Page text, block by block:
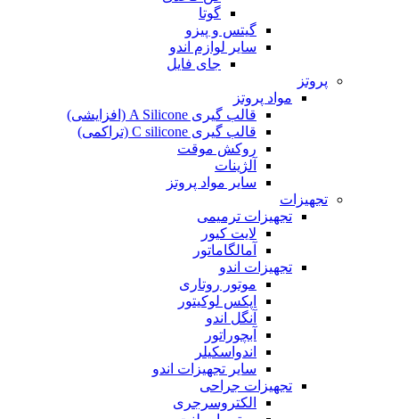
گوتا
گیتس و پیزو
سایر لوازم اندو
جای فایل
پروتز
مواد پروتز
قالب گیری A Silicone (افزایشی)
قالب گیری C silicone (تراکمی)
روکش موقت
آلژینات
سایر مواد پروتز
تجهیزات
تجهیزات ترمیمی
لایت کیور
آمالگاماتور
تجهیزات اندو
موتور روتاری
اپکس لوکیتور
آنگل اندو
آبچوراتور
اندواسکیلر
سایر تجهیزات اندو
تجهیزات جراحی
الکتروسرجری